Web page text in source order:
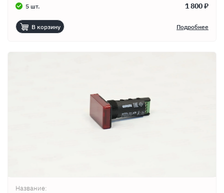
5 шт. 1 800 ₽
В корзину Подробнее
Название: